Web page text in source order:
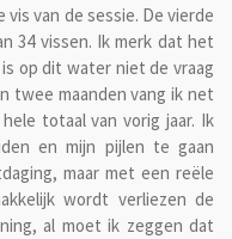
van de sessie. De vierde
34 vissen. Ik merk dat het
op dit water niet de vraag
twee maanden vang ik net
totaal van vorig jaar. Ik
en mijn pijlen te gaan
maar met een reële
wordt verliezen de
al moet ik zeggen dat